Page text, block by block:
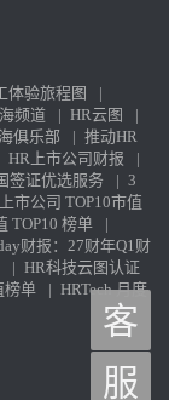
体验旅程图
|
频道 | HR云图
|
俱乐部 | 推动HR
HR上市公司财报
|
签证优选服务 | 3
市公司 TOP10市值
TOP10 榜单
|
财报：27财年Q1财
| HR科技云图认证
榜单 | HRTech 月度
客
服